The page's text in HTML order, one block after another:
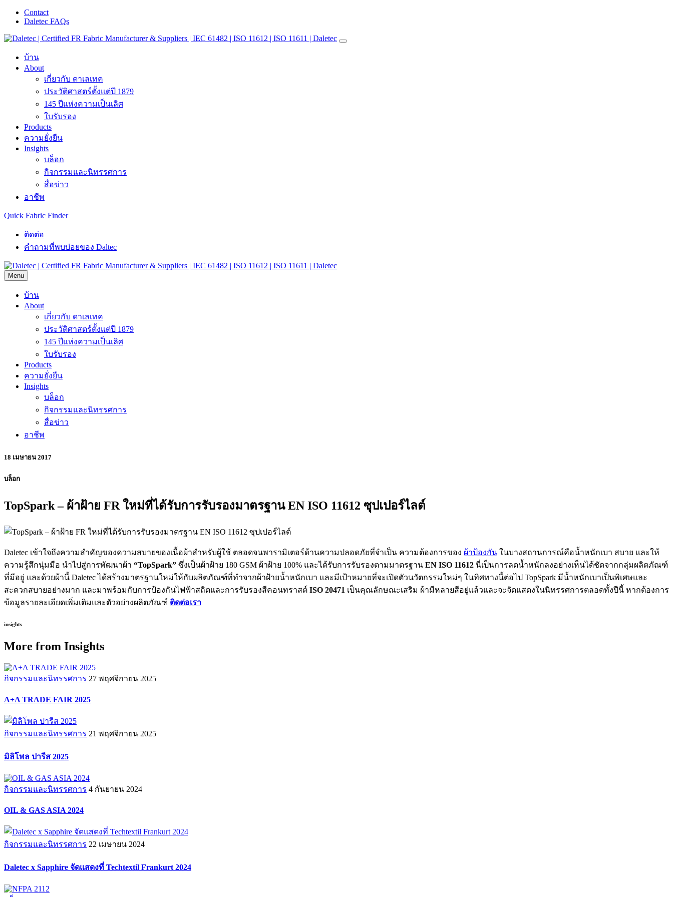
Contact
Daletec FAQs
บ้าน
About
เกี่ยวกับ ดาเลเทค
ประวัติศาสตร์ตั้งแต่ปี 1879
145 ปีแห่งความเป็นเลิศ
ใบรับรอง
Products
ความยั่งยืน
Insights
บล็อก
กิจกรรมและนิทรรศการ
สื่อข่าว
อาชีพ
Quick Fabric Finder
ติดต่อ
คำถามที่พบบ่อยของ Daltec
Menu
บ้าน
About
เกี่ยวกับ ดาเลเทค
ประวัติศาสตร์ตั้งแต่ปี 1879
145 ปีแห่งความเป็นเลิศ
ใบรับรอง
Products
ความยั่งยืน
Insights
บล็อก
กิจกรรมและนิทรรศการ
สื่อข่าว
อาชีพ
18 เมษายน 2017
บล็อก
TopSpark – ผ้าฝ้าย FR ใหม่ที่ได้รับการรับรองมาตรฐาน EN ISO 11612 ซุปเปอร์ไลต์
Daletec เข้าใจถึงความสำคัญของความสบายของเนื้อผ้าสำหรับผู้ใช้ ตลอดจนพารามิเตอร์ด้านความปลอดภัยที่จำเป็น ความต้องการของ ผ้าป้องกัน ในบางสถานการณ์คือน้ำหนักเบา สบาย และให้
ความรู้สึกนุ่มมือ นำไปสู่การพัฒนาผ้า “TopSpark” ซึ่งเป็นผ้าฝ้าย 180 GSM ผ้าฝ้าย 100% และได้รับการรับรองตามมาตรฐาน EN ISO 11612 นี่เป็นการลดน้ำหนักลงอย่างเห็นได้ชัดจากกลุ่มผลิตภัณฑ์
ที่มีอยู่ และด้วยผ้านี้ Daletec ได้สร้างมาตรฐานใหม่ให้กับผลิตภัณฑ์ที่ทำจากผ้าฝ้ายน้ำหนักเบา และมีเป้าหมายที่จะเปิดตัวนวัตกรรมใหม่ๆ ในทิศทางนี้ต่อไป TopSpark มีน้ำหนักเบาเป็นพิเศษและ
สะดวกสบายอย่างมาก และมาพร้อมกับการป้องกันไฟฟ้าสถิตและการรับรองสีคอนทราสต์ ISO 20471 เป็นคุณลักษณะเสริม ผ้ามีหลายสีอยู่แล้วและจะจัดแสดงในนิทรรศการตลอดทั้งปีนี้ หากต้องการ
ข้อมูลรายละเอียดเพิ่มเติมและตัวอย่างผลิตภัณฑ์ ติดต่อเรา
insights
More from Insights
กิจกรรมและนิทรรศการ 27 พฤศจิกายน 2025
A+A TRADE FAIR 2025
กิจกรรมและนิทรรศการ 21 พฤศจิกายน 2025
มิลิโพล ปารีส 2025
กิจกรรมและนิทรรศการ 4 กันยายน 2024
OIL & GAS ASIA 2024
กิจกรรมและนิทรรศการ 22 เมษายน 2024
Daletec x Sapphire จัดแสดงที่ Techtextil Frankurt 2024